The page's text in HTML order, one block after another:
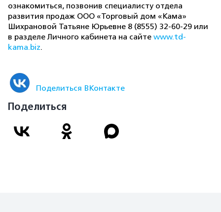
ознакомиться, позвонив специалисту отдела
развития продаж ООО «Торговый дом «Кама»
Шихрановой Татьяне Юрьевне 8 (8555) 32-60-29 или
в разделе Личного кабинета на сайте www.td-
kama.biz.
Поделиться ВКонтакте
Поделиться